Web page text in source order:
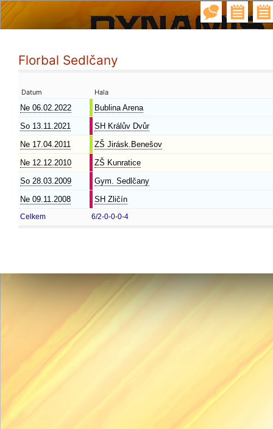
Florbal Sedlčany
Datum Hala
Ne 06.02.2022
Bublina Arena
So 13.11.2021
SH Králův Dvůr
Ne 17.04.2011
ZŠ Jirásk.Benešov
Ne 12.12.2010
ZŠ Kunratice
So 28.03.2009
Gym. Sedlčany
Ne 09.11.2008
SH Zličín
Celkem 6/2-0-0-0-4